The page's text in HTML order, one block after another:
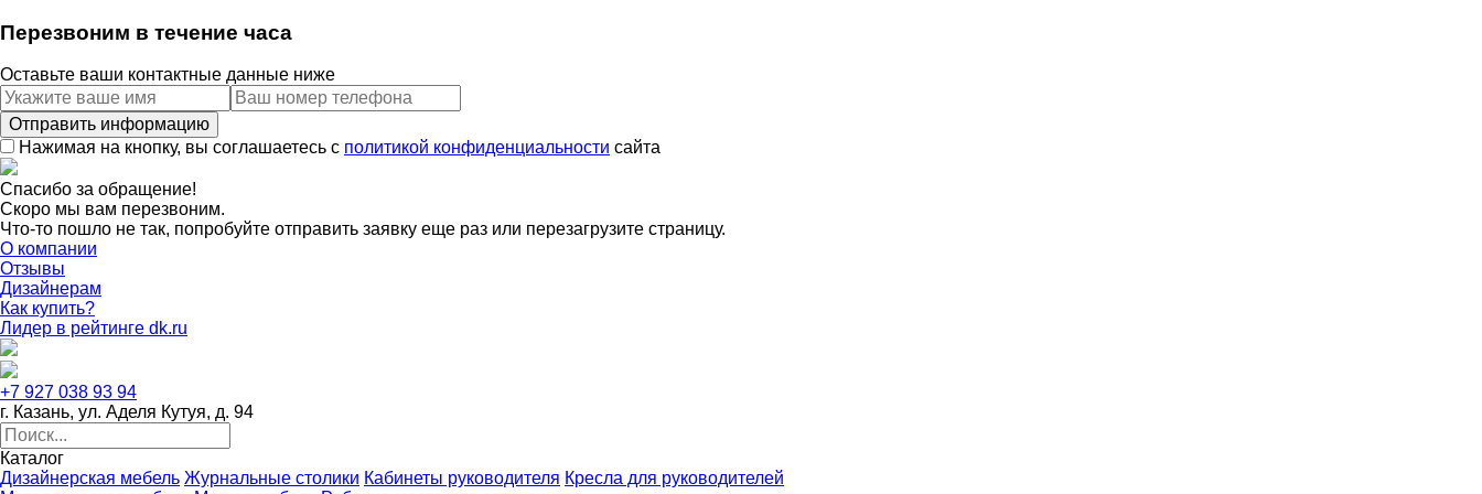
Перезвоним в течение часа
Оставьте ваши контактные данные ниже
Нажимая на кнопку, вы соглашаетесь с политикой конфиденциальности сайта
Спасибо за обращение!
Скоро мы вам перезвоним.
Что-то пошло не так, попробуйте отправить заявку еще раз или перезагрузите страницу.
О компании
Отзывы
Дизайнерам
Как купить?
Лидер в рейтинге dk.ru
+7 927 038 93 94
г. Казань, ул. Аделя Кутуя, д. 94
Каталог
Дизайнерская мебель Журнальные столики Кабинеты руководителя Кресла для руководителей